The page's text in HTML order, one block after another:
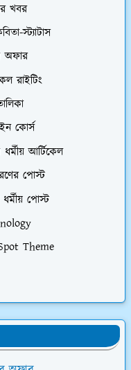
খবর
স্ট্যাটাস
অফার
রাইটিং
কোর্স
ধর্মীয় আর্টিকেল
পোস্ট
ধর্মীয় পোস্ট
Theme